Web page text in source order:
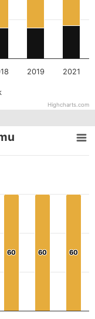
2019 2021
Highcharts.com
60
60 60
60 60
60